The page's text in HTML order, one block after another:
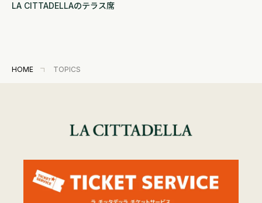
LA CITTADELLAのテラス席
HOME TOPICS